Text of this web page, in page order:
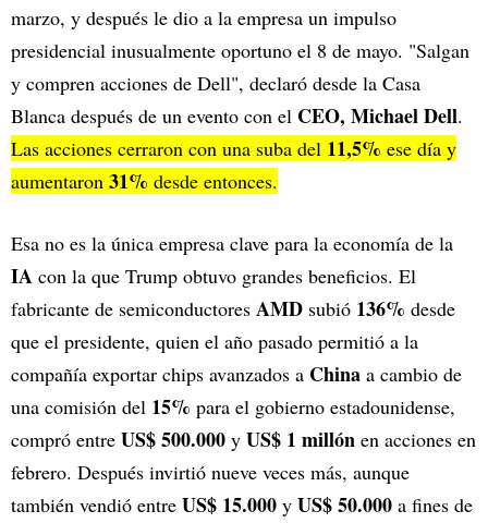
marzo, y después le dio a la empresa un impulso
presidencial inusualmente oportuno el 8 de mayo. "Salgan
y compren acciones de Dell", declaró desde la Casa
Blanca después de un evento con el CEO, Michael Dell.
Las acciones cerraron con una suba del 11,5% ese día y
aumentaron 31% desde entonces.
Esa no es la única empresa clave para la economía de la
IA con la que Trump obtuvo grandes beneficios. El
fabricante de semiconductores AMD subió 136% desde
que el presidente, quien el año pasado permitió a la
compañía exportar chips avanzados a China a cambio de
una comisión del 15% para el gobierno estadounidense,
compró entre US$ 500.000 y US$ 1 millón en acciones en
febrero. Después invirtió nueve veces más, aunque
también vendió entre US$ 15.000 y US$ 50.000 a fines de